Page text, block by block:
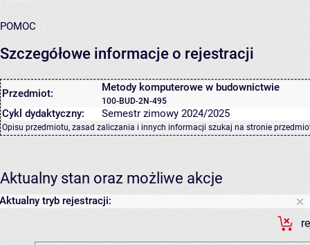
POMOC
Szczegółowe informacje o rejestracji
Przedmiot: Metody komputerowe w budownictwie
100-BUD-2N-495
Cykl dydaktyczny: Semestr zimowy 2024/2025
Opisu przedmiotu, zasad zaliczania i innych informacji szukaj na stronie
Aktualny stan oraz możliwe akcje
Aktualny tryb rejestracji: